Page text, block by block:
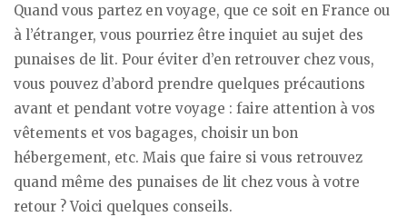
Quand vous partez en voyage, que ce soit en France ou
à l’étranger, vous pourriez être inquiet au sujet des
punaises de lit. Pour éviter d’en retrouver chez vous,
vous pouvez d’abord prendre quelques précautions
avant et pendant votre voyage : faire attention à vos
vêtements et vos bagages, choisir un bon
hébergement, etc. Mais que faire si vous retrouvez
quand même des punaises de lit chez vous à votre
retour ? Voici quelques conseils.